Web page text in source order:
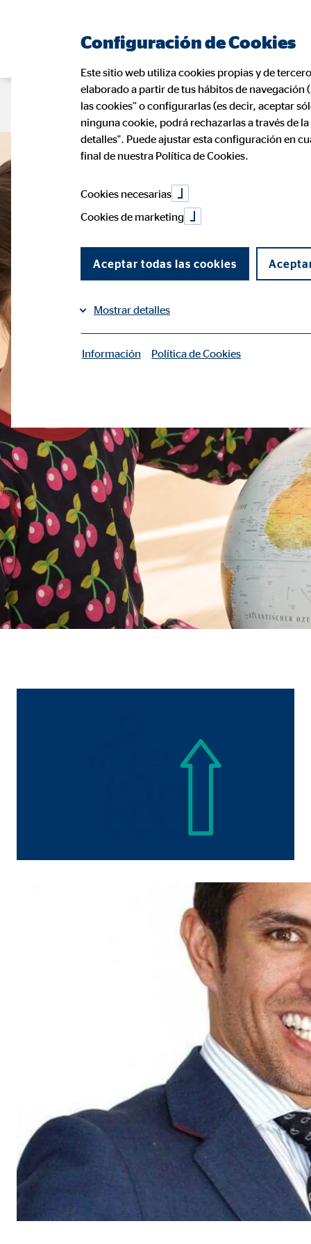
Página de consultor Oportunidad
Configuración de Cookies
Este sitio web utiliza cookies propias y de
elaborado a partir de tus hábitos de navegación
las cookies” o configurarlas (es decir, aceptar
ninguna cookie, podrá rechazarlas a través de
detalles". Puede ajustar esta configuración en
final de nuestra Política de Cookies.
Cookies necesarias
Cookies de marketing
Aceptar todas las cookies
Mostrar detalles
Cookie de consentimiento
Nombre:
Proveedor:
Propósito:
Duración: 1
Configuración del usuario
Nombre:
Cookies estadísticas
cookies estadísticas
se utilizan para obtener
mismo en función de esta información. Estas
consintiendo de forma explícita las
Cookies de marketing
se utilizan para para
consintiendo de forma explícita las
Facebook Pixel
Nombre: _fbp
3
Información Política de Cookies